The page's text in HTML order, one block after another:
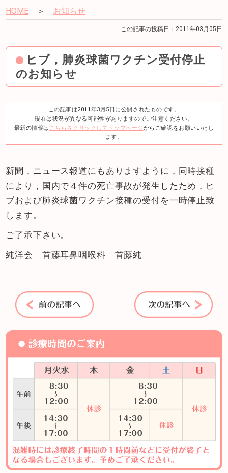
HOME ＞ お知らせ
この記事の投稿日：2011年03月05日
ヒブ，肺炎球菌ワクチン受付停止
のお知らせ
この記事は2011年3月5日に公開されたものです。
現在は状況が異なる可能性がありますのでご注意ください。
最新の情報は こちらをクリックしてトップページからご確認をお願いいたし
ます。
新聞，ニュース報道にもありますように，同時接種
により，国内で４件の死亡事故が発生したため，ヒ
ブおよび肺炎球菌ワクチン接種の受付を一時停止致
します。
ご了承下さい。
純洋会 首藤耳鼻咽喉科 首藤純